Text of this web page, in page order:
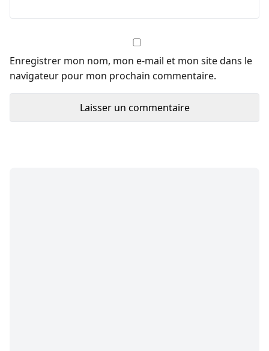
Enregistrer mon nom, mon e-mail et mon site dans le
navigateur pour mon prochain commentaire.